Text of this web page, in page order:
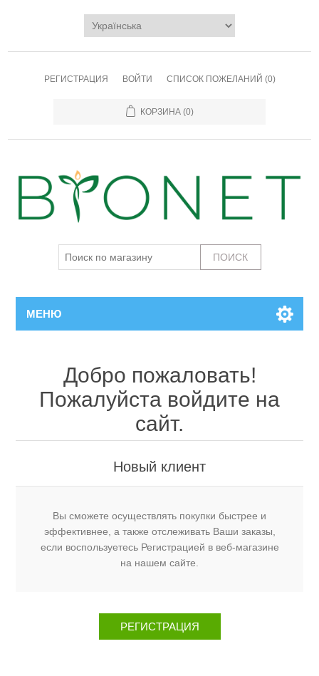
РЕГИСТРАЦИЯ ВОЙТИ СПИСОК ПОЖЕЛАНИЙ (0)
КОРЗИНА (0)
МЕНЮ
Добро пожаловать!
Пожалуйста войдите на
сайт.
Новый клиент
Вы сможете осуществлять покупки быстрее и
эффективнее, а также отслеживать Ваши заказы,
если воспользуетесь Регистрацией в веб-магазине
на нашем сайте.